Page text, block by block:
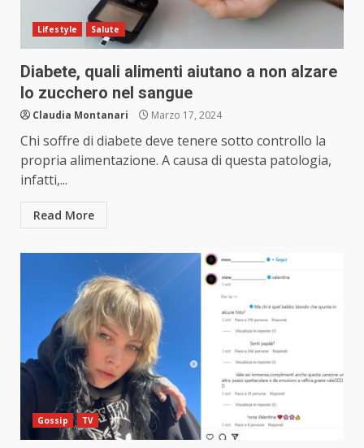
Lifestyle Salute
Diabete, quali alimenti aiutano a non alzare
lo zucchero nel sangue
Claudia Montanari Marzo 17, 2024
Chi soffre di diabete deve tenere sotto controllo la
propria alimentazione. A causa di questa patologia,
infatti,...
Read More
Gossip TV